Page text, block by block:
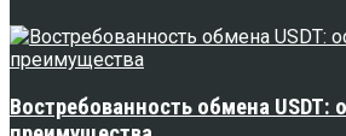
Востребованность обмена USDT: